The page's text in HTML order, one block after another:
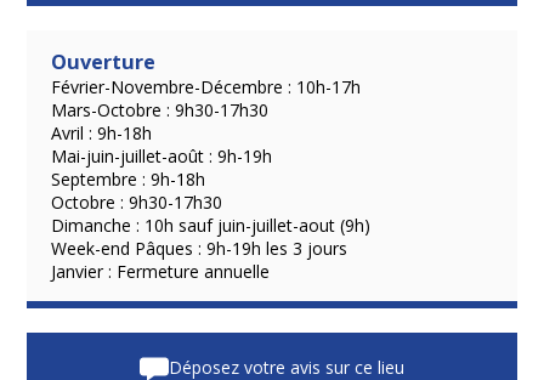
Ouverture
Février-Novembre-Décembre : 10h-17h
Mars-Octobre : 9h30-17h30
Avril : 9h-18h
Mai-juin-juillet-août : 9h-19h
Septembre : 9h-18h
Octobre : 9h30-17h30
Dimanche : 10h sauf juin-juillet-aout (9h)
Week-end Pâques : 9h-19h les 3 jours
Janvier : Fermeture annuelle
Déposez votre avis sur ce lieu